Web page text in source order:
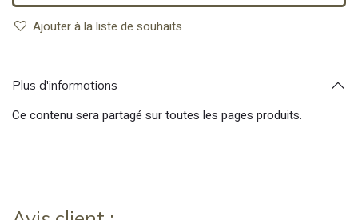
Ajouter à la liste de souhaits
Plus d'informations
Ce contenu sera partagé sur toutes les pages produits.